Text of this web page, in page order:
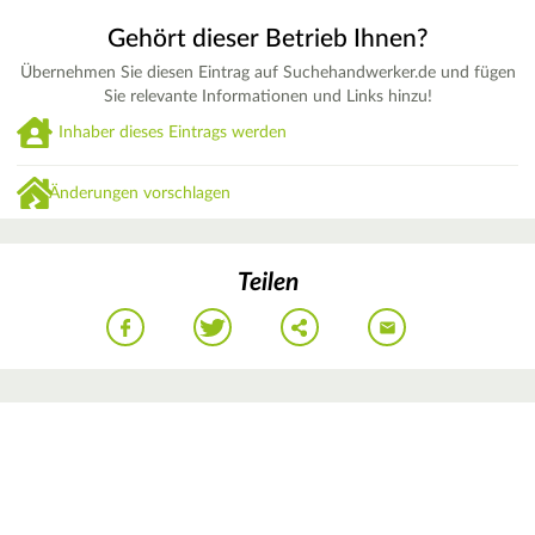
Gehört dieser Betrieb Ihnen?
Übernehmen Sie diesen Eintrag auf Suchehandwerker.de und fügen
Sie relevante Informationen und Links hinzu!
Inhaber dieses Eintrags werden
Änderungen vorschlagen
Teilen